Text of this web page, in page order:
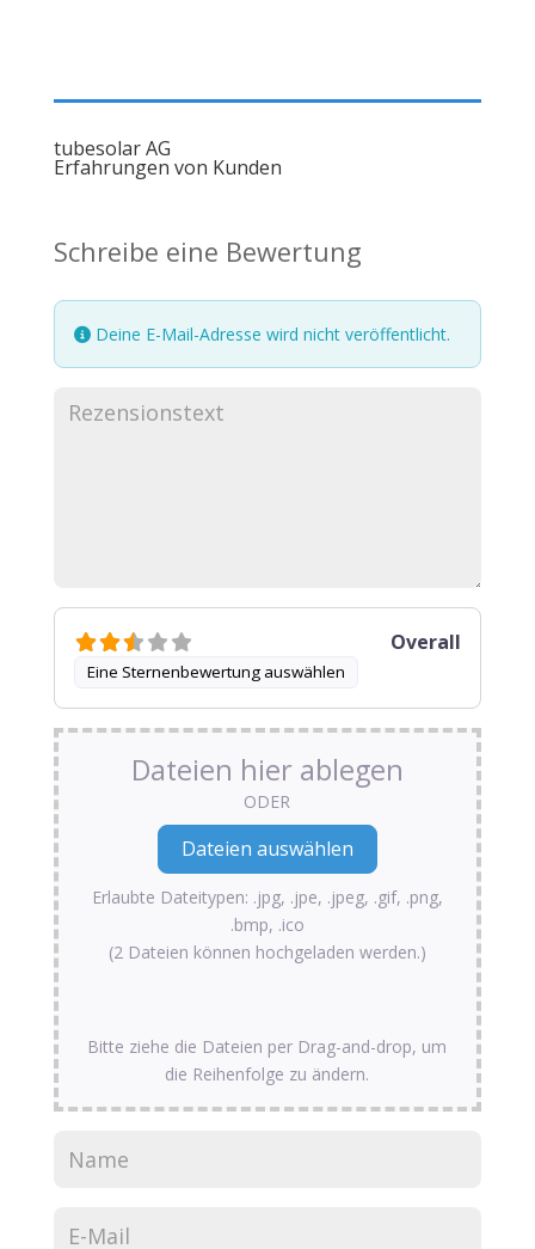
tubesolar AG
Erfahrungen von Kunden
Schreibe eine Bewertung
Deine E-Mail-Adresse wird nicht veröffentlicht.
Eine Sternenbewertung auswählen
Overall
Dateien hier ablegen
ODER
Erlaubte Dateitypen: .jpg, .jpe, .jpeg, .gif, .png,
.bmp, .ico
(2 Dateien können hochgeladen werden.)
Bitte ziehe die Dateien per Drag-and-drop, um
die Reihenfolge zu ändern.